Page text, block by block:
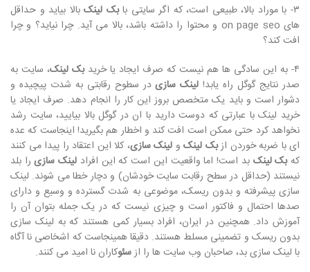
۳- با موراد بالا، طبیعی است، که اگر سایتی با
بک لینکبالا بیاید و حداقل
های on page seo و محتوا را داشته باشد، بالا می آید. چرا نیاید؟ و چرا
افت کند؟
۴- به این سادگی ها هم نیست که صرف ایجاد یا خرید
بک لینک، سایت به
صدر نتایج گوگل راه یابد! لینک سازیدر سطوح رقابتی به شدت پیچیده و
دشوار است و باید یک متخصص بروز این کار را انجام دهد. صرف ایجاد یا
خرید لینک با عبارتی که دوست دارید با ان در گوگل بالا بیایید، سایت رشد
نخواهد کرد حتی ممکن است افت کند و اخطار هم بگیرید! اینجاست که عده
ای با ضربه خوردن ازبک لینک و لینک سازی، کلا این اعتقاد را پیدا می کنند
کهبک لینک بد است! اما واقعیت این است که این افراد لینک سازیرا بلد
نیستند (حداقل در سطح رقابت سایت خودشان) و دچار خطا می شوند. لینک
سازی پیشرفته و بدون ریسک، موضوعی به شدت گسترده و وسیع و دارای
صدها احتمال و فاکتور است و چیزی نیست که در یک جمله بتوان آن را
آموزش داد. همچنین در ایران، افراد بسیار کمی هستند که به لینک سازی
بدون ریسک و تضمینی مسلط هستند. دقیقا همینجاست که اشخاصی نا آگاه
با لینک سازی بد، صاحبان وب سایت ها را ازسئوکاران نا امید می کنند.